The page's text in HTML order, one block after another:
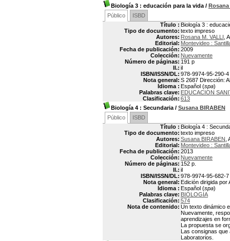
Biología 3 : educación para la vida / Rosana
Público
ISBD
Título : Biología 3 :
Tipo de documento: texto impreso
Autores: Rosana M. VALLI ,
Editorial: Montevideo :
Fecha de publicación: 2009
Colección: Nuevamente
Número de páginas: 191 p
Il.: il
ISBN/ISSN/DL: 978-9974-95-290-4
Nota general: S 2687 Dirección:
Idioma : Español (spa)
Palabras clave: EDUCACION
Clasificación: 613
Biología 4 : Secundaria / Susana BIRABEN
Público
ISBD
Título : Biología 4 :
Tipo de documento: texto impreso
Autores: Susana BIRABEN
Editorial: Montevideo :
Fecha de publicación: 2013
Colección: Nuevamente
Número de páginas: 152 p.
Il.: il
ISBN/ISSN/DL: 978-9974-95-682-7
Nota general: Edición dirigida por
Idioma : Español (spa)
Palabras clave: BIOLOGIA
Clasificación: 574
Nota de contenido: Un texto dinámico
Nuevamente,
aprendizajes en
La propuesta se
Las consignas que
Laboratorios.